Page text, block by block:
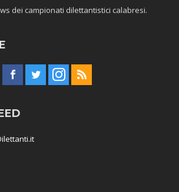
dei campionati dilettantistici calabresi.